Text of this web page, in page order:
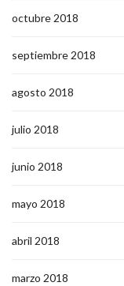
octubre 2018
septiembre 2018
agosto 2018
julio 2018
junio 2018
mayo 2018
abril 2018
marzo 2018